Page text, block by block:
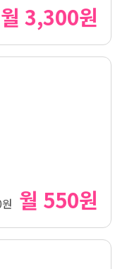
월 3,300원
월 550원